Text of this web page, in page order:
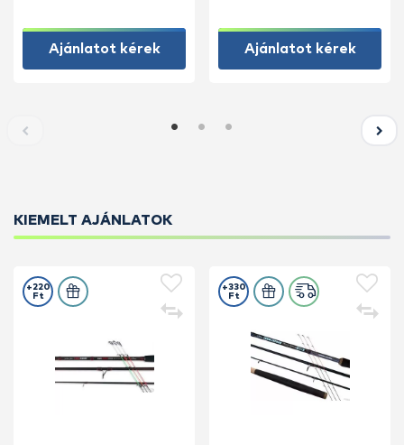
Ajánlatot kérek Ajánlatot kérek
KIEMELT AJÁNLATOK
+220
Ft
+330
Ft